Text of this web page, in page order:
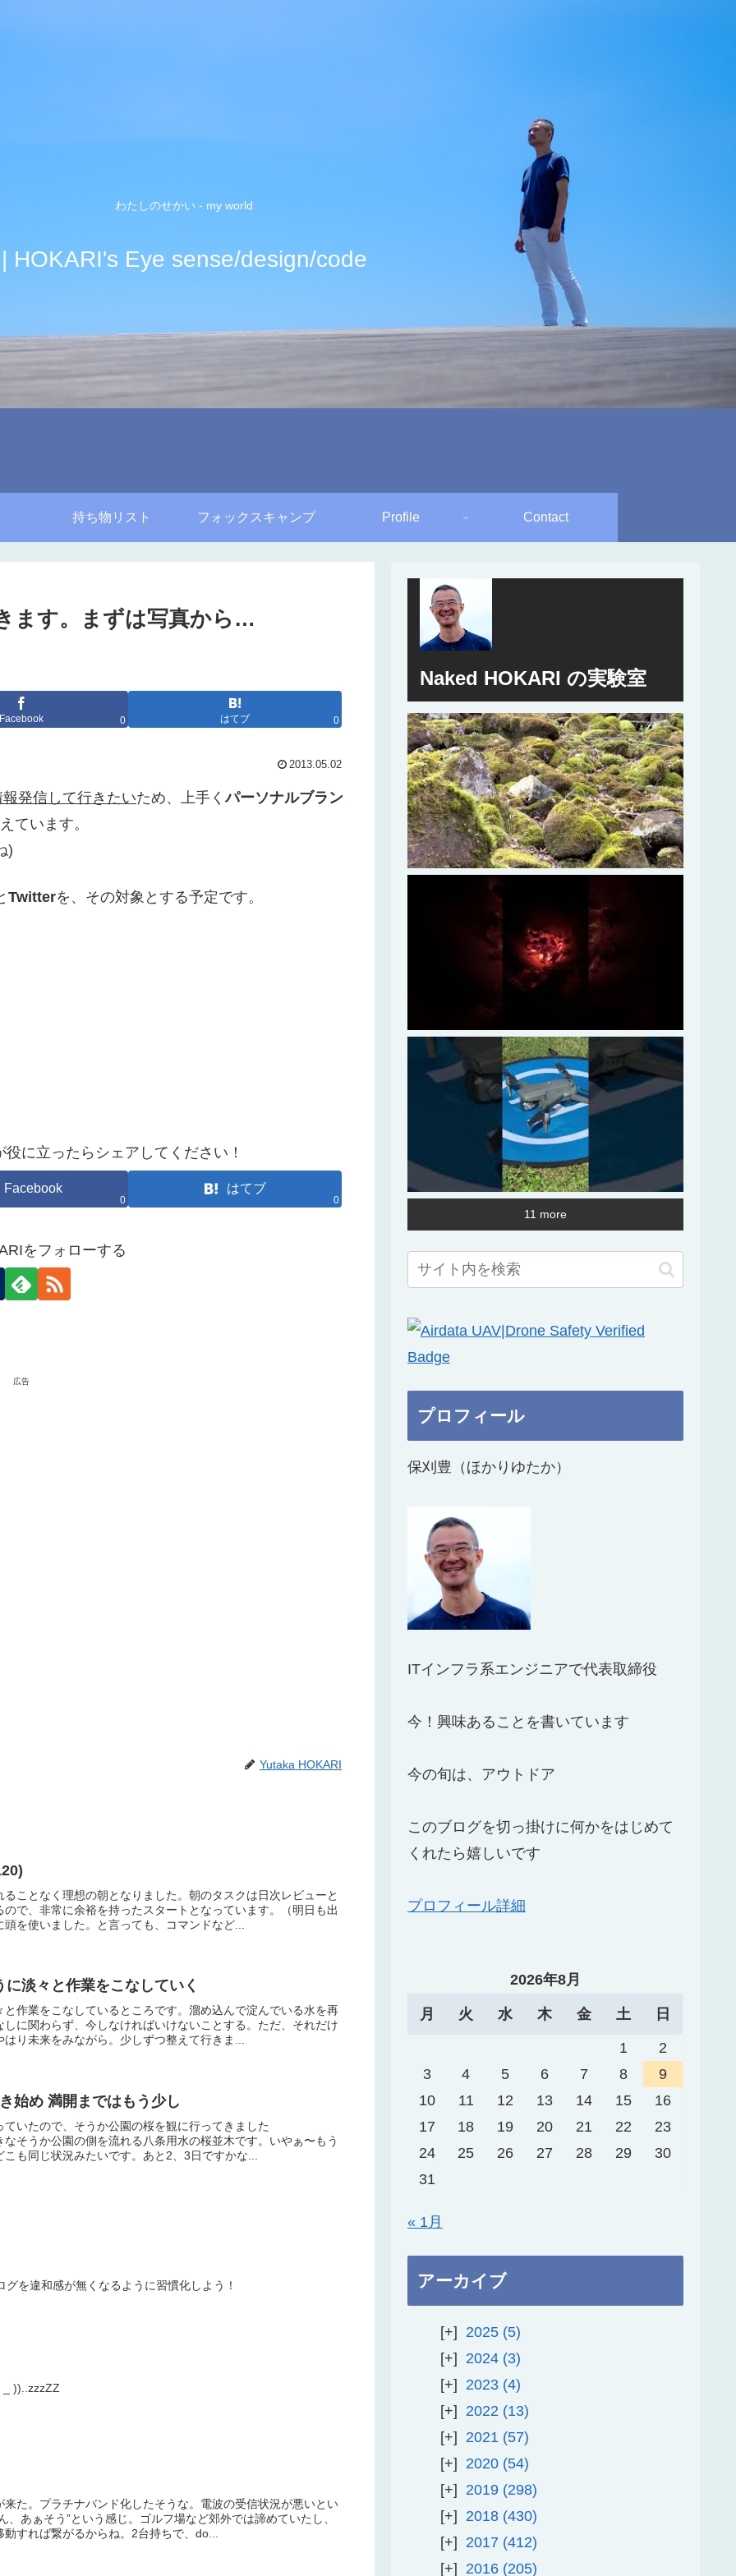
わたしのせかい - my world
| HOKARI's Eye sense/design/code
持ち物リスト フォックスキャンプ Profile Contact
ます。まずは写真から…
Facebook 0 はてブ 0
2013.05.02
発信して行きたいため、上手くパーソナルブラン
ています。
)
Twitterを、その対象とする予定です。
に立ったらシェアしてください！
Facebook
0
はてブ
0
をフォローする
広告
Yutaka HOKARI
ことなく理想の朝となりました。朝のタスクは日次レビューと
で、非常に余裕を持ったスタートとなっています。（明日も出
を使いました。と言っても、コマンドなど...
淡々と作業をこなしていく
作業をこなしているところです。溜め込んで淀んでいる水を再
に関わらず、今しなければいけないことする。ただ、それだけ
り未来をみながら。少しずつ整えて行きま...
始め 満開まではもう少し
いたので、そうか公園の桜を観に行ってきました
そうか公園の側を流れる八条用水の桜並木です。いやぁ〜もう
も同じ状況みたいです。あと2、3日ですかな...
を違和感が無くなるように習慣化しよう！
_ ))..zzzZZ
た。プラチナバンド化したそうな。電波の受信状況が悪いとい
、あぁそう”という感じ。ゴルフ場など郊外では諦めていたし、
すれば繋がるからね。2台持ちで、do...
Naked HOKARI の実験室
11 more
プロフィール
保刈豊（ほかりゆたか）
ITインフラ系エンジニアで代表取締役
今！興味あることを書いています
今の旬は、アウトドア
このブログを切っ掛けに何かをはじめて
くれたら嬉しいです
プロフィール詳細
2026年8月
月 火 水 木 金 土 日
1
2
3
4 5 6 7 8
9
10
11 12 13 14 15
16
17
18 19 20 21 22
23
24
25 26 27 28 29
30
31
« 1月
アーカイブ
2025 5
2024 3
2023 4
2022
13
2021
57
2020 54
2019 298
2018 430
2017 412
2016 205